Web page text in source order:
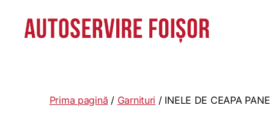
LascărPrima pagină / Garnituri / INELE DE CEAPA PANE